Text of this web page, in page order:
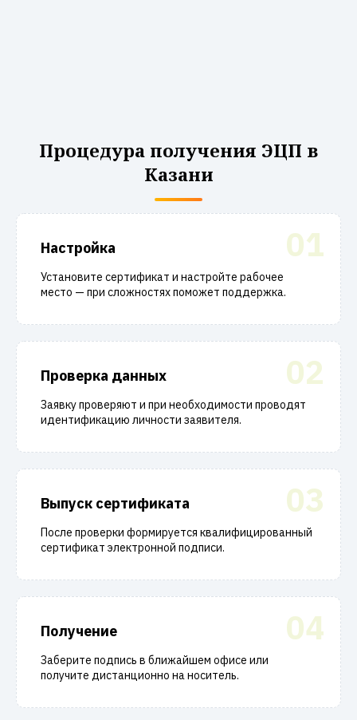
Процедура получения ЭЦП в
Казани
01
Настройка
Установите сертификат и настройте рабочее
место — при сложностях поможет поддержка.
02
Проверка данных
Заявку проверяют и при необходимости проводят
идентификацию личности заявителя.
03
Выпуск сертификата
После проверки формируется квалифицированный
сертификат электронной подписи.
04
Получение
Заберите подпись в ближайшем офисе или
получите дистанционно на носитель.